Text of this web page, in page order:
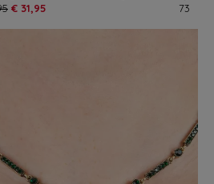
€ 31,95 73